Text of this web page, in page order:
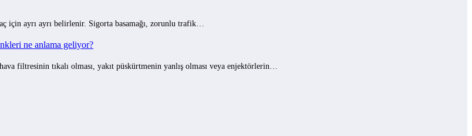
için ayrı ayrı belirlenir. Sigorta basamağı, zorunlu trafik…
ne anlama geliyor?
filtresinin tıkalı olması, yakıt püskürtmenin yanlış olması veya enjektörlerin…